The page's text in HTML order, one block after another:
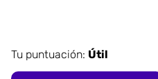
Tu puntuación: Útil